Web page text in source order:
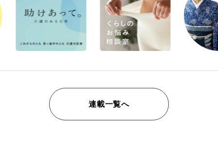
連載一覧へ